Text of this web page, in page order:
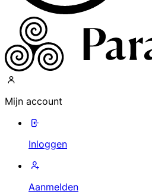
Mijn account
Inloggen
Aanmelden